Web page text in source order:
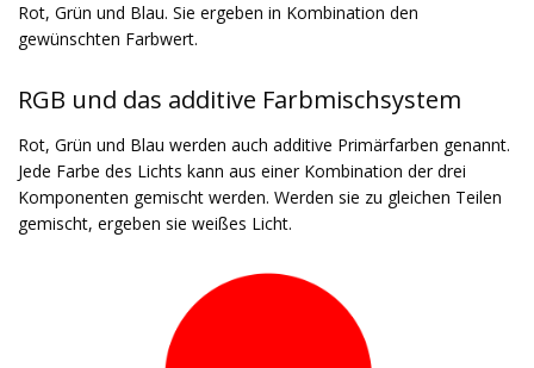
Rot, Grün und Blau. Sie ergeben in Kombination den
gewünschten Farbwert.
RGB und das additive Farbmischsystem
Rot, Grün und Blau werden auch additive Primärfarben genannt.
Jede Farbe des Lichts kann aus einer Kombination der drei
Komponenten gemischt werden. Werden sie zu gleichen Teilen
gemischt, ergeben sie weißes Licht.